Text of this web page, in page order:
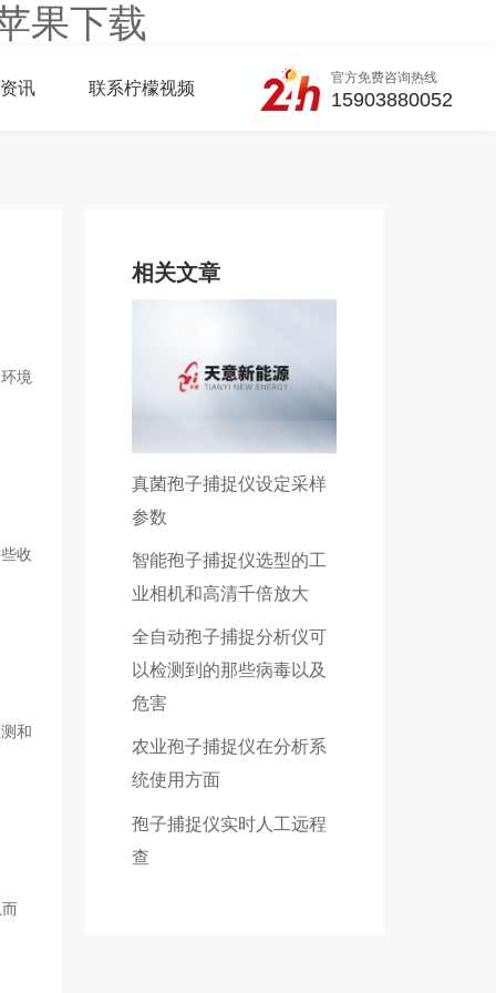
果下载
讯 联系柠檬视频
官方免费咨询热线
15903880052
环境
收
测和
而
相关文章
真菌孢子捕捉仪设定采样
参数
智能孢子捕捉仪选型的工
业相机和高清千倍放大
全自动孢子捕捉分析仪可
以检测到的那些病毒以及
危害
农业孢子捕捉仪在分析系
统使用方面
孢子捕捉仪实时人工远程
查